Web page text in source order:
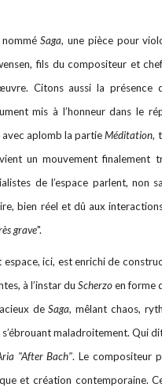
nomméSaga, une pièce pour
fils du compositeur et
Citons aussi la présence
mis à l’honneur dans le
avec aplomb la partieMéditation,
un mouvement finalement
de l’espace parlent, non
bien réel et dû aux
grave".
ici, est enrichi de
à l’instar du Scherzoen forme
deSaga, mêlant chaos,
maladroitement. Qui
"After Bach". Le compositeur
et création contemporaine.